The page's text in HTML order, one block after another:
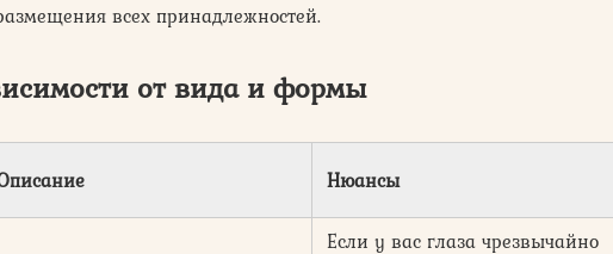
всех принадлежностей.
от вида и формы
Нюансы
Если у вас глаза чрезвычайно